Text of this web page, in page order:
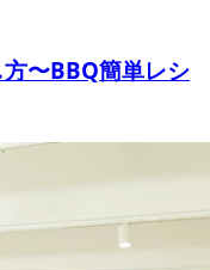
〜BBQ簡単レシ